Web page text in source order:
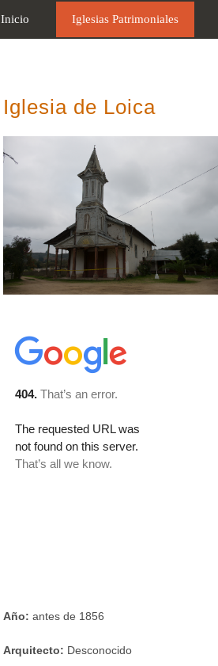
Inicio Iglesias Patrimoniales
Iglesia de Loica
Año: antes de 1856
Arquitecto: Desconocido